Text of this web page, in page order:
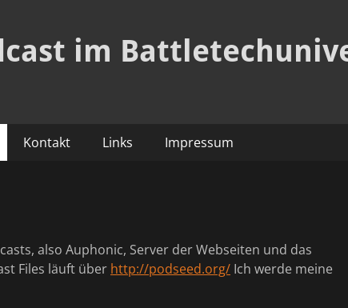
im
Kontakt Links Impressum
also Auphonic, Server der Webseiten und das
Files läuft über http://podseed.org/ Ich werde meine